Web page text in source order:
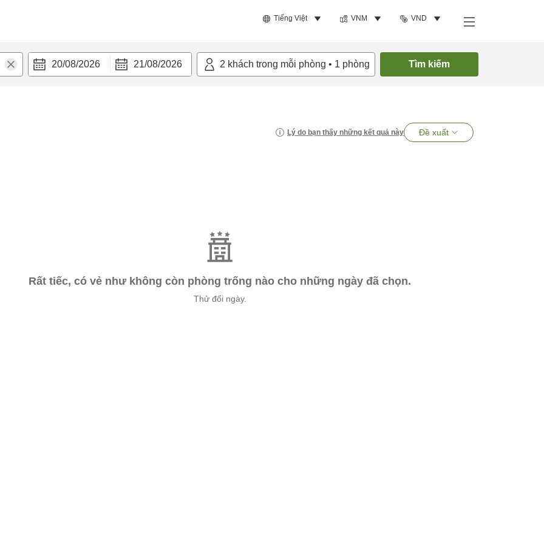
Tiếng Việt VNM VND
20/08/2026 21/08/2026 2 khách trong mỗi phòng • 1 phòng Tìm kiếm
Lý do bạn thấy những kết quả này Đề xuất
Rất tiếc, có vẻ như không còn phòng trống nào cho những ngày đã chọn.
Thử đổi ngày.